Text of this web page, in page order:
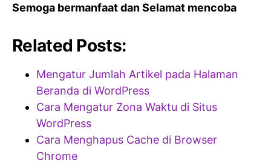
Semoga bermanfaat dan Selamat mencoba
Related Posts:
Mengatur Jumlah Artikel pada Halaman
Beranda di WordPress
Cara Mengatur Zona Waktu di Situs
WordPress
Cara Menghapus Cache di Browser
Chrome